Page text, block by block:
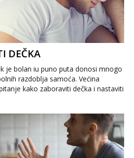
677
- Kod: #142
min
DEČKA
je bolan iu puno puta donosi mnogo
razdoblja samoća. Većina
kako zaboraviti dečka i nastaviti